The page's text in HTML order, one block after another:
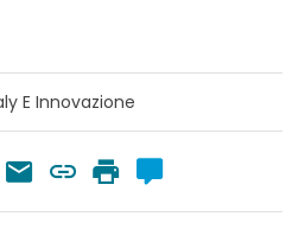
E Innovazione